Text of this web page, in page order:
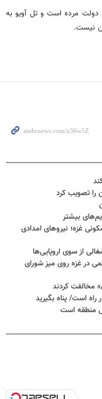
دولت مرده است وتل آویوبه
نیست.
را تصویب کرد
بیشتر
غزه؛ نیروهای امدادی
از سوی اروپایی‌ها
در غزه روی میز شورای
مخالفت کردند
است/ پناه بگیرید
منطقه است